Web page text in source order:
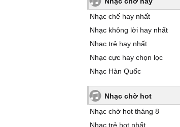
Nhạc chế hay nhất
Nhạc không lời hay nhất
Nhạc trẻ hay nhất
Nhạc cực hay chọn lọc
Nhạc Hàn Quốc
Nhạc chờ hot
Nhạc chờ hot tháng 8
Nhạc trẻ hot nhất